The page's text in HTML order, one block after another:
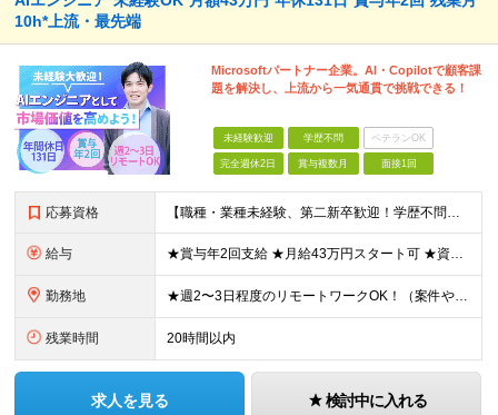
10h*上流・最先端
Microsoftパートナー企業。AI・Copilotで顧客課
題を解決し、上流から一気通貫で挑戦できる！
未経験歓迎 学歴不問 ベテランOK
完全週休2日 賞与複数月 面接1回
応募資格 【職種・業種未経験、第二新卒歓迎！学歴不問】 私たちは、未経験者が持つ多様な経験やバックボーンが 独自の提案力や武器になると信じていることから 経験よりもポテンシャル重視の採用を行っています！ ◆
給与 ★賞与年2回支給 ★月給43万円スタート可 ★資格取得支援制度あり！ ■AIエンジニアの実務経験を2年以上お持ちの方 月給34万3,000円～43万円＋賞与年2回＋諸手当 ■未経験の方 月給22万
勤務地 ★週2〜3日程度のリモートワークOK！（案件やチーム状況により変動あり） ★ハイブリッド勤務で柔軟に働けます 本社または客先（一都三県、都内近郊）にて勤務いただきます。 【本社】 東京都品川区北品
残業時間 20時間以内
求人を見る 検討中に入れる